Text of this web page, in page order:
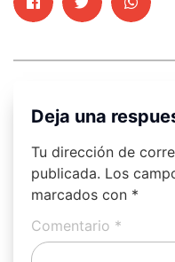
Deja una
Tu dirección de
publicada. Los
marcados con *
Comentario *